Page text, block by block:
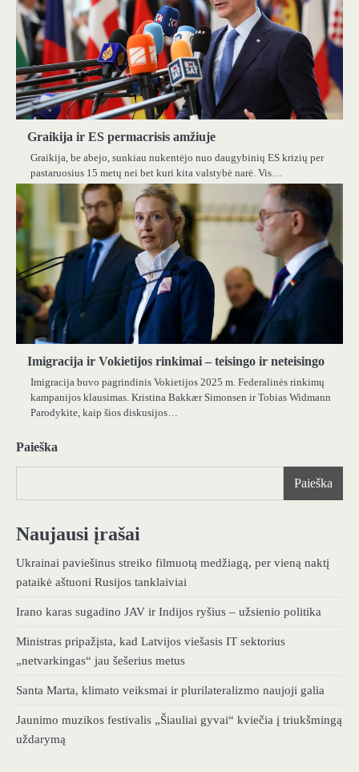
Graikija ir ES permacrisis amžiuje
Graikija, be abejo, sunkiau nukentėjo nuo daugybinių ES krizių per
pastaruosius 15 metų nei bet kuri kita valstybė narė. Vis…
Imigracija ir Vokietijos rinkimai – teisingo ir neteisingo
Imigracija buvo pagrindinis Vokietijos 2025 m. Federalinės rinkimų
kampanijos klausimas. Kristina Bakkær Simonsen ir Tobias Widmann
Parodykite, kaip šios diskusijos…
Paieška
Paieška
Naujausi įrašai
Ukrainai paviešinus streiko filmuotą medžiagą, per vieną naktį
pataikė aštuoni Rusijos tanklaiviai
Irano karas sugadino JAV ir Indijos ryšius – užsienio politika
Ministras pripažįsta, kad Latvijos viešasis IT sektorius
„netvarkingas“ jau šešerius metus
Santa Marta, klimato veiksmai ir plurilateralizmo naujoji galia
Jaunimo muzikos festivalis „Šiauliai gyvai“ kviečia į triukšmingą
uždarymą